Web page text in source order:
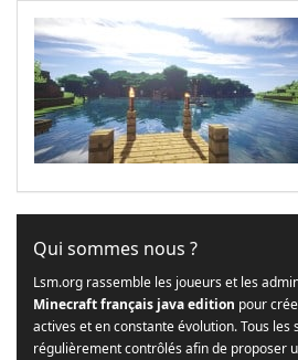
Qui sommes nous ?
Lsm.org rassemble les joueurs et les
Minecraft français java edition pour
actives et en constante évolution. Tous les
régulièrement contrôlés afin de proposer